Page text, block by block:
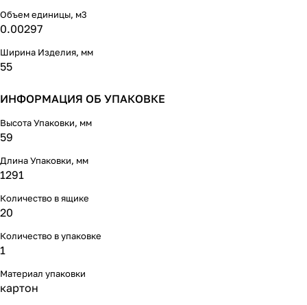
Объем единицы, м3
0.00297
Ширина Изделия, мм
55
ИНФОРМАЦИЯ ОБ УПАКОВКЕ
Высота Упаковки, мм
59
Длина Упаковки, мм
1291
Количество в ящике
20
Количество в упаковке
1
Материал упаковки
картон